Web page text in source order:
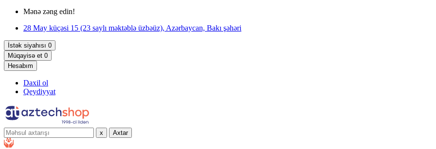
Mənə zəng edin!
28 May küçəsi 15 (23 saylı məktəblə üzbəüz), Azərbaycan, Bakı şəhəri
İstək siyahısı 0
Müqayisə et 0
Hesabım
Daxil ol
Qeydiyyat
x Axtar